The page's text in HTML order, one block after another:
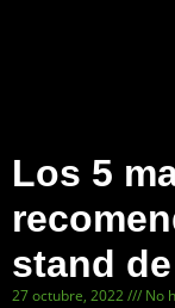
Los 5
stand
27 octubre, 2022 No